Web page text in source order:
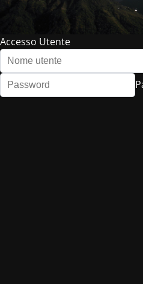
Accesso Utente